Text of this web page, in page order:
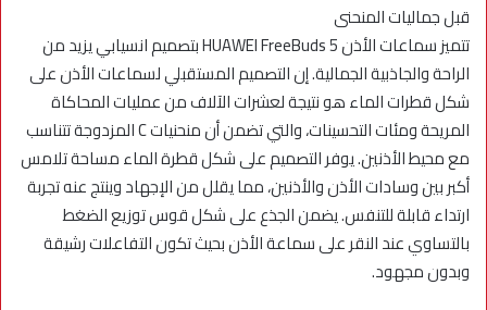
قبل جماليات المنحنى
تتميز سماعات الأذن HUAWEI FreeBuds 5 بتصميم انسيابي يزيد من
الراحة والجاذبية الجمالية. إن التصميم المستقبلي لسماعات الأذن على
شكل قطرات الماء هو نتيجة لعشرات الآلاف من عمليات المحاكاة
المريحة ومئات التحسينات، والتي تضمن أن منحنيات C المزدوجة تتناسب
مع محيط الأذنين. يوفر التصميم على شكل قطرة الماء مساحة تلامس
أكبر بين وسادات الأذن والأذنين، مما يقلل من الإجهاد وينتج عنه تجربة
ارتداء قابلة للتنفس. يضمن الجذع على شكل قوس توزيع الضغط
بالتساوي عند النقر على سماعة الأذن بحيث تكون التفاعلات رشيقة
وبدون مجهود.